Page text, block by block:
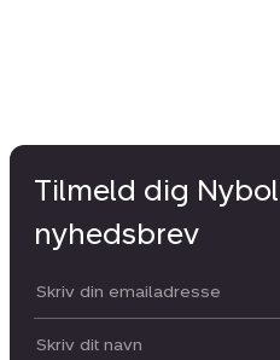
Tilmeld dig
nyhedsbrev
Din email:
Dit navn: